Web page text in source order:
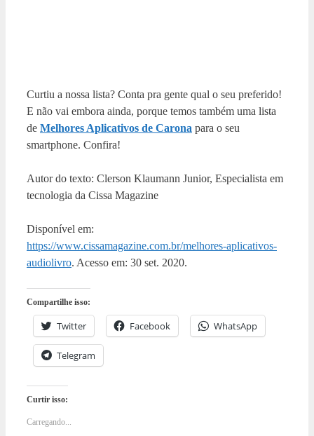
Curtiu a nossa lista? Conta pra gente qual o seu preferido!
E não vai embora ainda, porque temos também uma lista
de Melhores Aplicativos de Carona para o seu
smartphone. Confira!
Autor do texto: Clerson Klaumann Junior, Especialista em
tecnologia da Cissa Magazine
Disponível em:
https://www.cissamagazine.com.br/melhores-aplicativos-
audiolivro. Acesso em: 30 set. 2020.
Compartilhe isso:
Twitter Facebook WhatsApp
Telegram
Curtir isso:
Carregando...